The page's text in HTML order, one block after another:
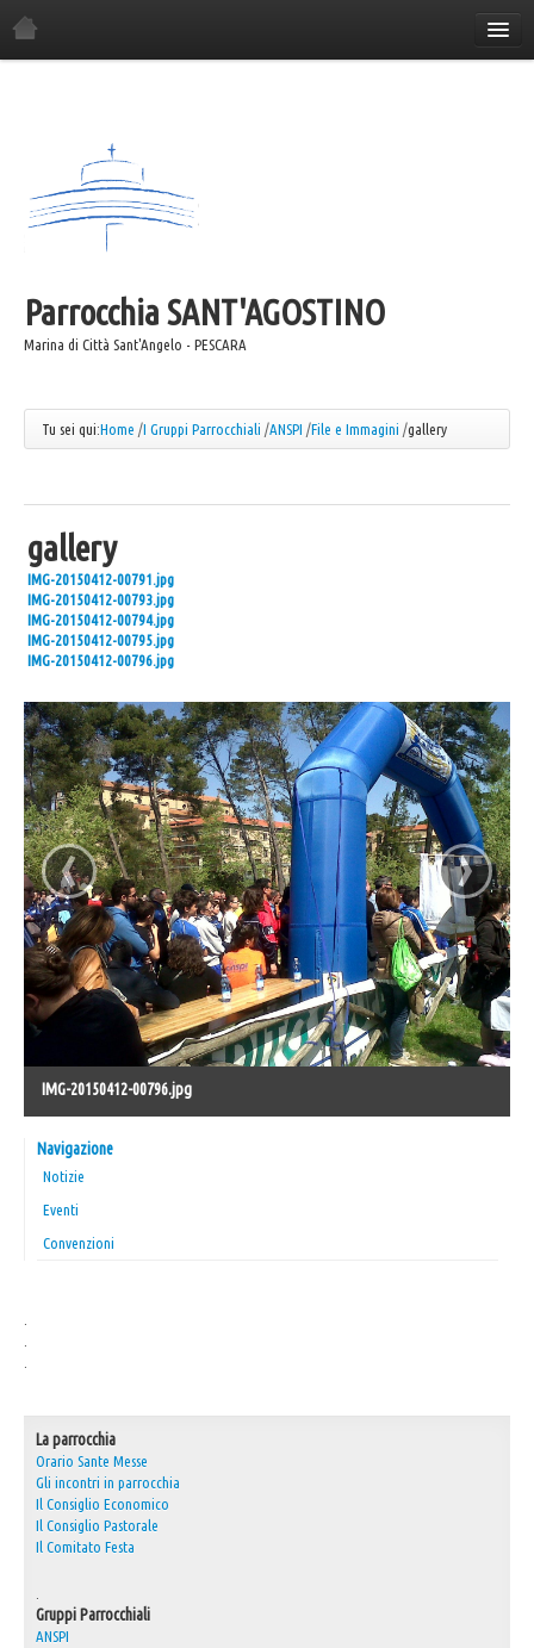
Orario Sante Messe
Gli incontri in parrocchia
Il Consiglio Economico
Il Comitato Festa
I Gruppi Parrocchiali
Azione Cattolica
Coro "Canta e Cammina"
Caritas
Eccomi
La Sorgente
Scout
Catechesi
I doni dello Spirito Santo
Documenti per i catechisti
Notizie
Gallery
L'Oratorio in Festa 2015
Festa di Benvenuto 17/10/2015
Cena Comitato Festa 20/11/2015
NATALE IN PARROCCHIA 2015-2016
30° Anniversario Ordinazione Sacerdotale Don Nino
Festa Sant'Agostino
RASSEGNA PRESEPI DOMESTICI 2020
Video
L'Oratorio in Festa 2015
Parrocchia SANT'AGOSTINO
Marina di Città Sant'Angelo - PESCARA
Tu sei qui:Home /I Gruppi Parrocchiali /ANSPI /File e Immagini /gallery
gallery
IMG-20150412-00791.jpg
IMG-20150412-00793.jpg
IMG-20150412-00794.jpg
IMG-20150412-00795.jpg
IMG-20150412-00796.jpg
IMG-20150412-00796.jpg
‹ ›
Navigazione
Notizie
Eventi
Convenzioni
La parrocchia
Orario Sante Messe
Gli incontri in parrocchia
Il Consiglio Economico
Il Consiglio Pastorale
Il Comitato Festa
Gruppi Parrocchiali
ANSPI